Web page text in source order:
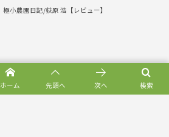
極小農園日記/荻原 浩【レビュー】
検索
ホーム 先頭へ 次へ